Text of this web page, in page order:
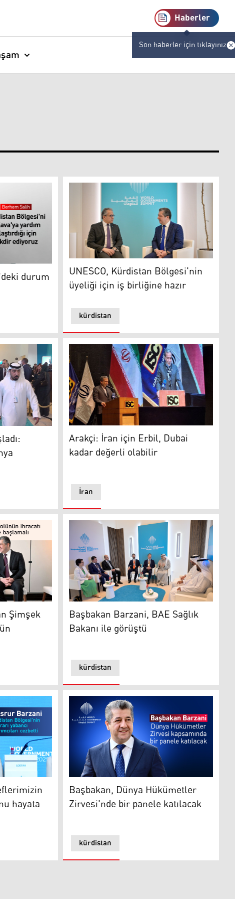
Haberler
Son haberler için tıklayınız
durum endişe verici
durum
UNESCO, Kürdistan Bölgesi'nin üyeliği için
kürdistan
UNESCO, Kürdistan Bölgesi'nin
üyeliği için iş birliğine hazır
Başbakan Barzani dünya liderleriyle bir arada
İran Dışişleri Bakanı Abbas Arakçi
İran
Arakçi: İran için Erbil, Dubai
kadar değerli olabilir
Kurulu Başkanı Şeyha Latifah bint Muhammed bin Raşid
Mesrur Barzani ve Türkiye Maliye Bakanı Mehmet Şimşek
Şimşek Başbakan Barzani, BAE Sağlık Bakanı ile
kürdistan
Başbakan Barzani, BAE Sağlık
Bakanı ile görüştü
ve planlarımızın çoğunu hayata geçirdik
hayata
Başbakan, Dünya Hükümetler Zirvesi'nde
kürdistan
Başbakan, Dünya Hükümetler
Zirvesi'nde bir panele katılacak